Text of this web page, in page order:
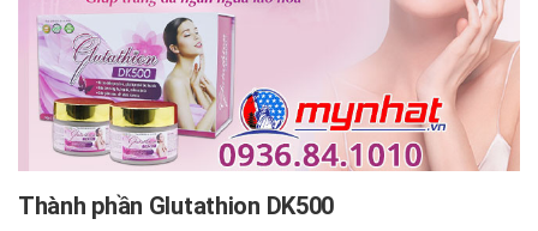
Thành phần Glutathion DK500